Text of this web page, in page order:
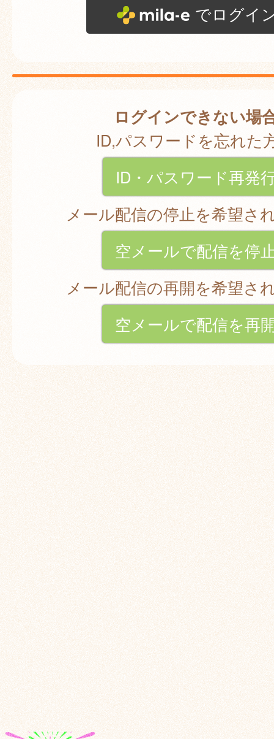
でログイ
ログインできない場
ID,パスワードを忘れた
ID・パスワード再発
メール配信の停止を希望さ
空メールで配信を停
メール配信の再開を希望さ
空メールで配信を再